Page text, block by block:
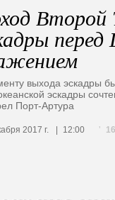
Второй
выхода эскадры
эскадры
Порт-Артура
2017 г. 12:00